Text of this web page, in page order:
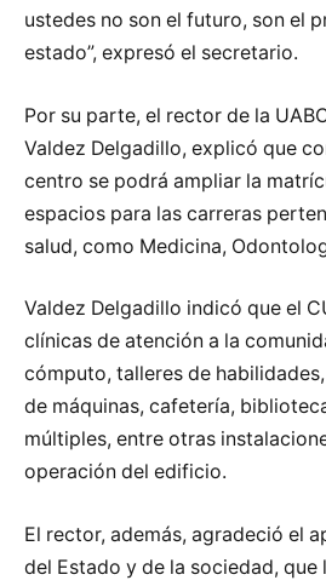
ustedes no son el futuro, son el
estado”, expresó el secretario.
Por su parte, el rector de la
Valdez Delgadillo, explicó que
centro se podrá ampliar la
espacios para las carreras
salud, como Medicina,
Valdez Delgadillo indicó que el
clínicas de atención a la
cómputo, talleres de
de máquinas, cafetería,
múltiples, entre otras
operación del edificio.
El rector, además, agradeció el
del Estado y de la sociedad, que